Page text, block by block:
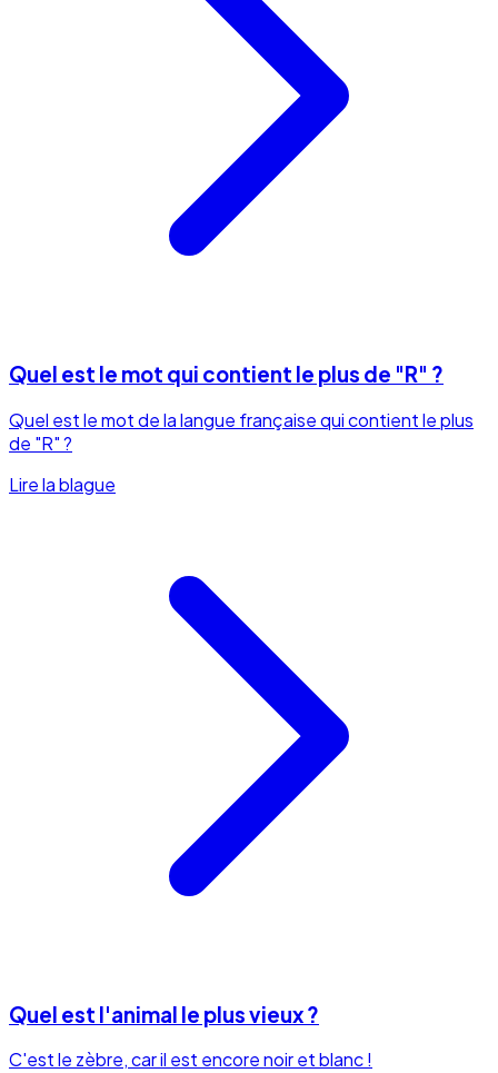
Quel est le mot qui contient le plus de "R" ?
Quel est le mot de la langue française qui contient le plus
de "R" ?
Lire la blague
Quel est l'animal le plus vieux ?
C'est le zèbre, car il est encore noir et blanc !